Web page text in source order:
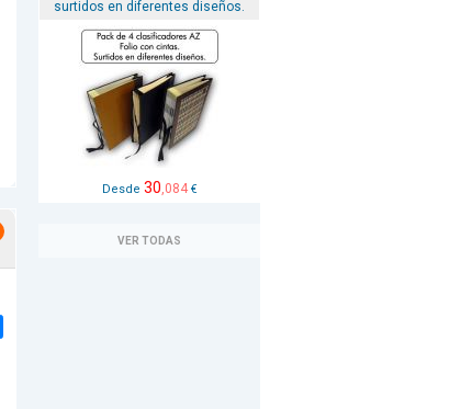
surtidos en diferentes diseños.
Desde 30,084€
VER TODAS